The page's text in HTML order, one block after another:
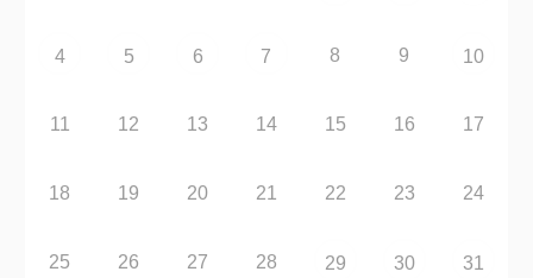
4 5 6 7 8 9 10
11 12 13 14 15 16 17
18 19 20 21 22 23 24
25 26 27 28 29 30 31